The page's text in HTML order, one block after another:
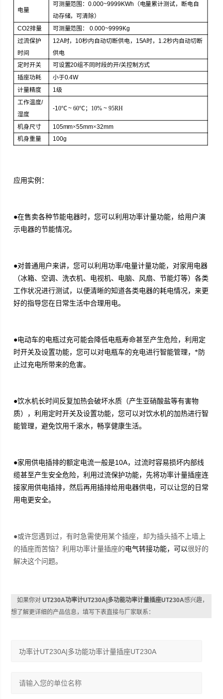
电量
可测量范围：0.000~9999KWh （电量累计测试，断电自
动存储，可清除）
CO2排量 可测量范围： 0.000~9999Kg
过流保护
时间
12A时， 10秒内自动切断供电， 15A时， 1.2秒内自动切断
供电
定时开关
可设置20组不同时段的开/关控制方式
插座功耗 小于0.4W
计量精度 1级
工作温度/
湿度
-10℃ ~60℃； 10%~95RH
机身尺寸 105mm×55mm×32mm
机身重量 100g
应用实例：
●在售卖各种节能电器时，您可以利用功率计量功能，给用户演
示电器的节能情况。
●对普通用户来讲，您可以利用功率/电量计量功能，对家用电器
（冰箱、空调、洗衣机、电视机、电脑、风扇、节能灯等）各类
工作状况进行测试，以便清晰的知道各类电器的耗电情况，来更
好的指导您在日常生活中合理用电。
●电动车的电瓶过充可能会降低电瓶寿命甚至产生危险，利用定
时开关及设置功能，您可以对电瓶车的充电进行智能管理，*防
止过充电所带来的危害。
●饮水机长时间反复加热会破坏水质（产生亚硝酸盐等有害物
质），利用定时开关及设置功能，您可以对饮水机的加热进行智
能管理，避免饮用千滚水，畅享健康生活。
●家用供电插排的额定电流一般是10A，过流时容易损坏内部线
缆甚至产生安全危险，利用过流保护功能，先将功率计量插座连
接家用供电插排，然后再用插排给用电器供电，可以让您的日常
用电更安全。
●或许您遇到过，有时急需使用某个插座，却为插头插不上墙上
的插座而苦恼？利用功率计量插座的电气转接功能，可以很好的
解决这个问题。
如果你对UT230A功率计UT230A|多功能功率计量插座UT230A感兴趣，
想了解更详细的产品信息，填写下表直接与厂家联系：